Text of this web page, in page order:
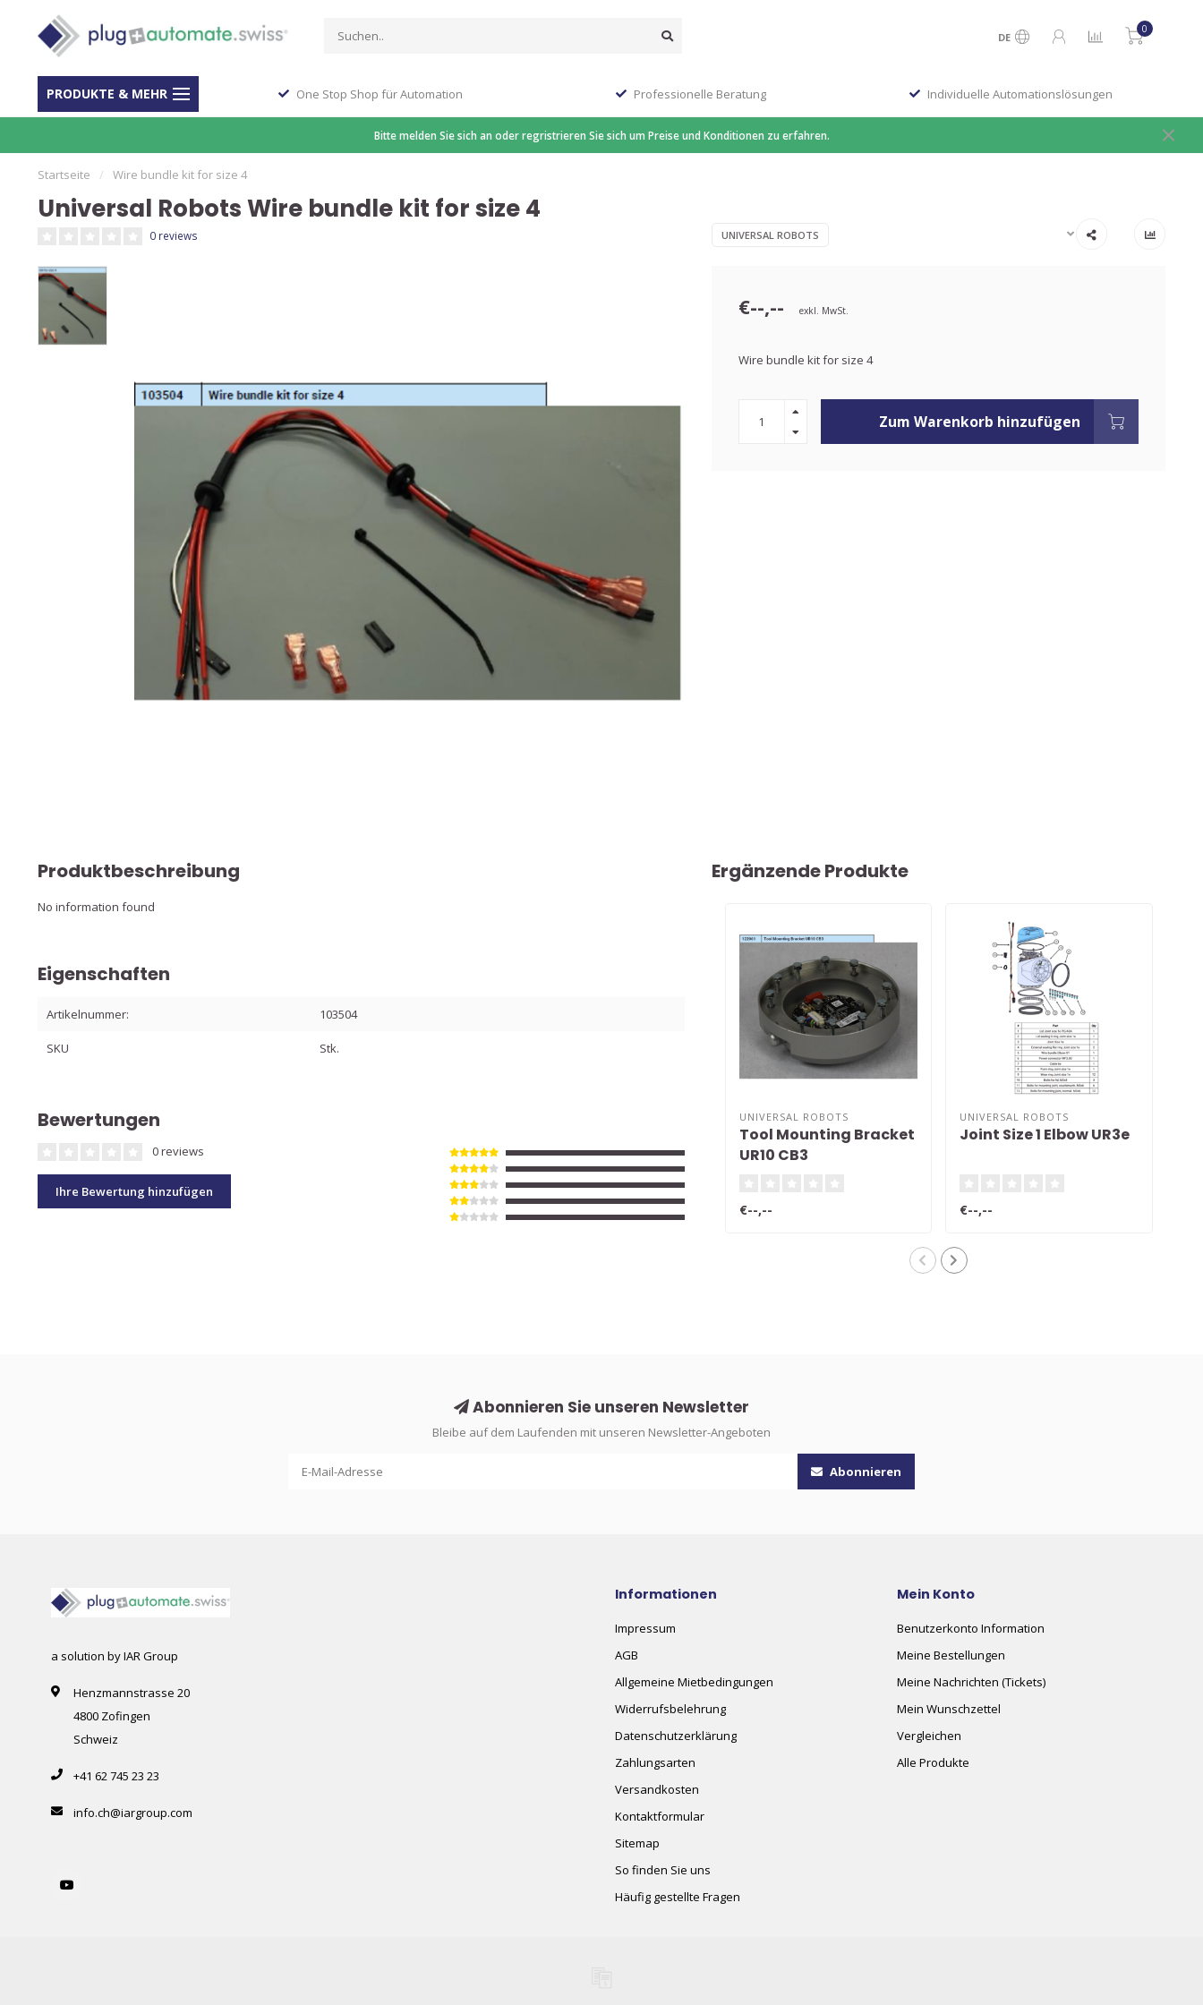
DE
0
PRODUKTE & MEHR
40 Jahre Erfahrung One Stop Shop für Automation Professionelle Beratung Individuelle Automationslösungen
Bitte melden Sie sich an oder regristrieren Sie sich um Preise und Konditionen zu erfahren.
Startseite / Wire bundle kit for size 4
Universal Robots Wire bundle kit for size 4
0 reviews UNIVERSAL ROBOTS
€--,-- exkl. MwSt.
Wire bundle kit for size 4
Zum Warenkorb hinzufügen
Produktbeschreibung
No information found
Eigenschaften
Artikelnummer: 103504
SKU Stk.
Bewertungen
0 reviews
Ihre Bewertung hinzufügen
Ergänzende Produkte
UNIVERSAL ROBOTS
Tool Mounting Bracket
UR10 CB3
€--,--
UNIVERSAL ROBOTS
Joint Size 1 Elbow UR3e
€--,--
Abonnieren Sie unseren Newsletter
Bleibe auf dem Laufenden mit unseren Newsletter-Angeboten
Abonnieren
a solution by IAR Group
Henzmannstrasse 20
4800 Zofingen
Schweiz
+41 62 745 23 23
info.ch@iargroup.com
Informationen
Impressum
AGB
Allgemeine Mietbedingungen
Widerrufsbelehrung
Datenschutzerklärung
Zahlungsarten
Versandkosten
Kontaktformular
Sitemap
So finden Sie uns
Häufig gestellte Fragen
Mein Konto
Benutzerkonto Information
Meine Bestellungen
Meine Nachrichten (Tickets)
Mein Wunschzettel
Vergleichen
Alle Produkte